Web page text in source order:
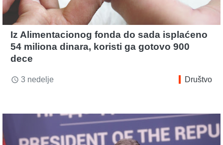
Iz Alimentacionog fonda do sada isplaćeno
54 miliona dinara, koristi ga gotovo 900
dece
access_time 3 nedelje Društvo